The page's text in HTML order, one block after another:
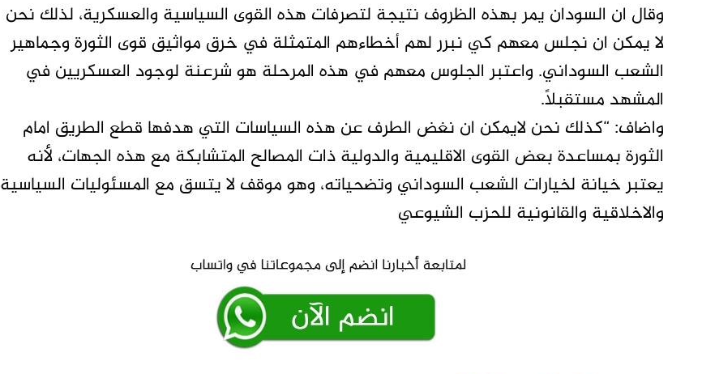
وقال ان السودان يمر بهذه الظروف نتيجة لتصرفات هذه القوى السياسية والعسكرية، لذلك نحن
لا يمكن ان نجلس معهم كي نبرر لهم أخطاءهم المتمثلة في خرق مواثيق قوى الثورة وجماهير
الشعب السوداني. واعتبر الجلوس معهم في هذه المرحلة هو شرعنة لوجود العسكريين في
المشهد مستقبلاً.
واضاف: “كذلك نحن لايمكن ان نغض الطرف عن هذه السياسات التي هدفها قطع الطريق امام
الثورة بمساعدة بعض القوى الاقليمية والدولية ذات المصالح المتشابكة مع هذه الجهات، لأنه
يعتبر خيانة لخيارات الشعب السوداني وتضحياته، وهو موقف لا يتسق مع المسئوليات السياسية
والاخلاقية والقانونية للحزب الشيوعي